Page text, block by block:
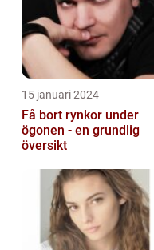
15 januari 2024
Få bort rynkor under
ögonen - en grundlig
översikt